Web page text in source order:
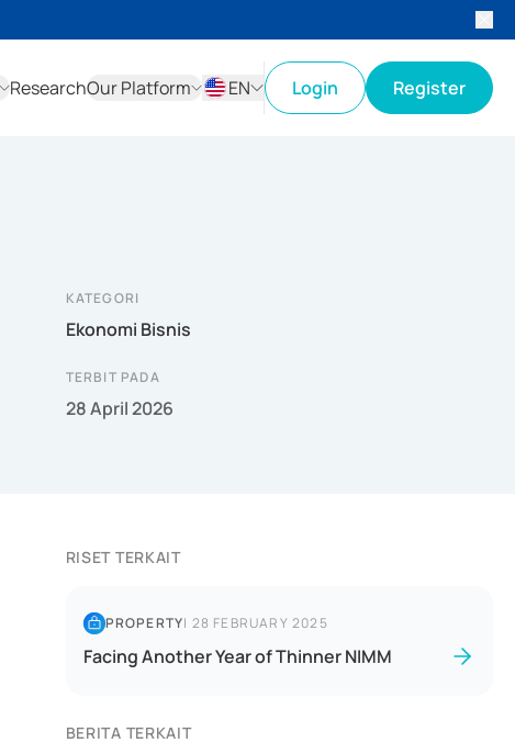
ResearchOur Platform
EN
Login Register
KATEGORI
Ekonomi Bisnis
TERBIT PADA
28 April 2026
RISET TERKAIT
PROPERTY| 28 FEBRUARY 2025
Facing Another Year of Thinner NIMM
BERITA TERKAIT